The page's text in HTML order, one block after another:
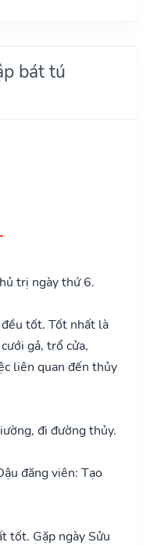
bát tú
trị ngày thứ 6.
tốt. Tốt nhất là
gả, trổ cửa,
liên quan đến thủy
đi đường thủy.
đăng viên: Tạo
tốt. Gặp ngày Sửu